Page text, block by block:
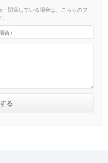
閉店している場合は、こちらのフ